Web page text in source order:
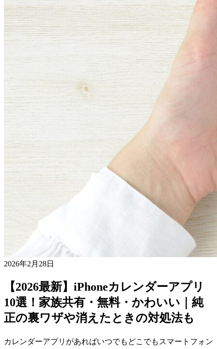
2026年2月28日
【2026最新】iPhoneカレンダーアプリ
10選！家族共有・無料・かわいい｜純
正の裏ワザや消えたときの対処法も
カレンダーアプリがあればいつでもどこでもスマートフォン